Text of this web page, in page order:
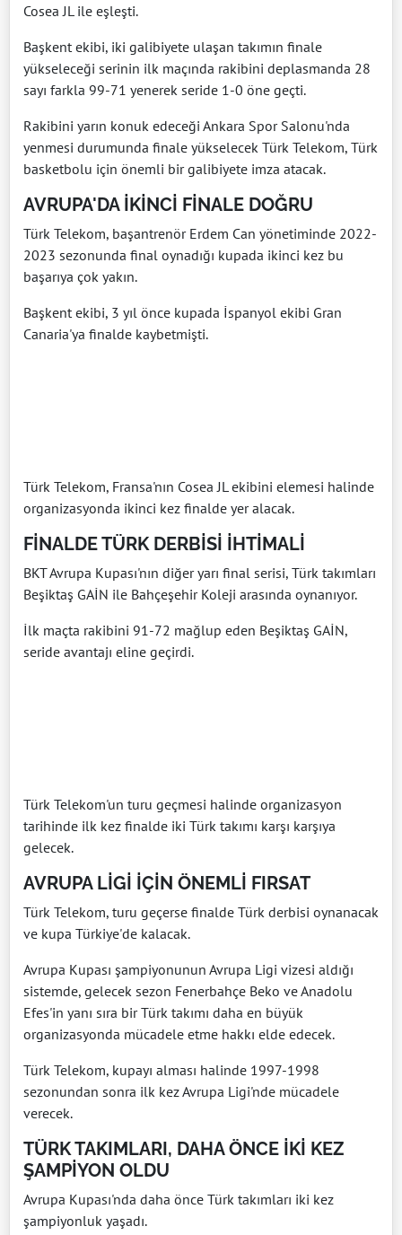
Cosea JL ile eşleşti.
Başkent ekibi, iki galibiyete ulaşan takımın finale
yükseleceği serinin ilk maçında rakibini deplasmanda 28
sayı farkla 99-71 yenerek seride 1-0 öne geçti.
Rakibini yarın konuk edeceği Ankara Spor Salonu'nda
yenmesi durumunda finale yükselecek Türk Telekom, Türk
basketbolu için önemli bir galibiyete imza atacak.
AVRUPA'DA İKİNCİ FİNALE DOĞRU
Türk Telekom, başantrenör Erdem Can yönetiminde 2022-
2023 sezonunda final oynadığı kupada ikinci kez bu
başarıya çok yakın.
Başkent ekibi, 3 yıl önce kupada İspanyol ekibi Gran
Canaria'ya finalde kaybetmişti.
Türk Telekom, Fransa'nın Cosea JL ekibini elemesi halinde
organizasyonda ikinci kez finalde yer alacak.
FİNALDE TÜRK DERBİSİ İHTİMALİ
BKT Avrupa Kupası'nın diğer yarı final serisi, Türk takımları
Beşiktaş GAİN ile Bahçeşehir Koleji arasında oynanıyor.
İlk maçta rakibini 91-72 mağlup eden Beşiktaş GAİN,
seride avantajı eline geçirdi.
Türk Telekom'un turu geçmesi halinde organizasyon
tarihinde ilk kez finalde iki Türk takımı karşı karşıya
gelecek.
AVRUPA LİGİ İÇİN ÖNEMLİ FIRSAT
Türk Telekom, turu geçerse finalde Türk derbisi oynanacak
ve kupa Türkiye'de kalacak.
Avrupa Kupası şampiyonunun Avrupa Ligi vizesi aldığı
sistemde, gelecek sezon Fenerbahçe Beko ve Anadolu
Efes'in yanı sıra bir Türk takımı daha en büyük
organizasyonda mücadele etme hakkı elde edecek.
Türk Telekom, kupayı alması halinde 1997-1998
sezonundan sonra ilk kez Avrupa Ligi'nde mücadele
verecek.
TÜRK TAKIMLARI, DAHA ÖNCE İKİ KEZ
ŞAMPİYON OLDU
Avrupa Kupası'nda daha önce Türk takımları iki kez
şampiyonluk yaşadı.